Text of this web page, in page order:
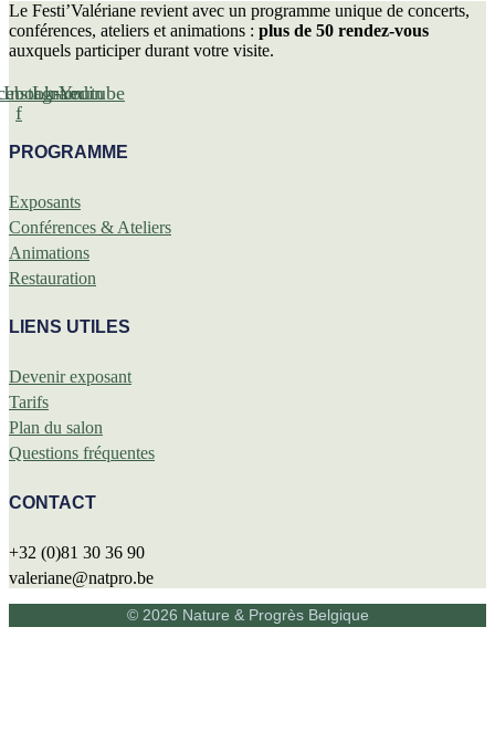
Le Festi’Valériane revient avec un programme unique de concerts,
conférences, ateliers et animations : plus de 50 rendez-vous
auxquels participer durant votre visite.
f
Instagram
Linkedin
Youtube
PROGRAMME
Exposants
Conférences & Ateliers
Animations
Restauration
LIENS UTILES
Devenir exposant
Tarifs
Plan du salon
Questions fréquentes
CONTACT
+32 (0)81 30 36 90
valeriane@natpro.be
© 2026 Nature & Progrès Belgique